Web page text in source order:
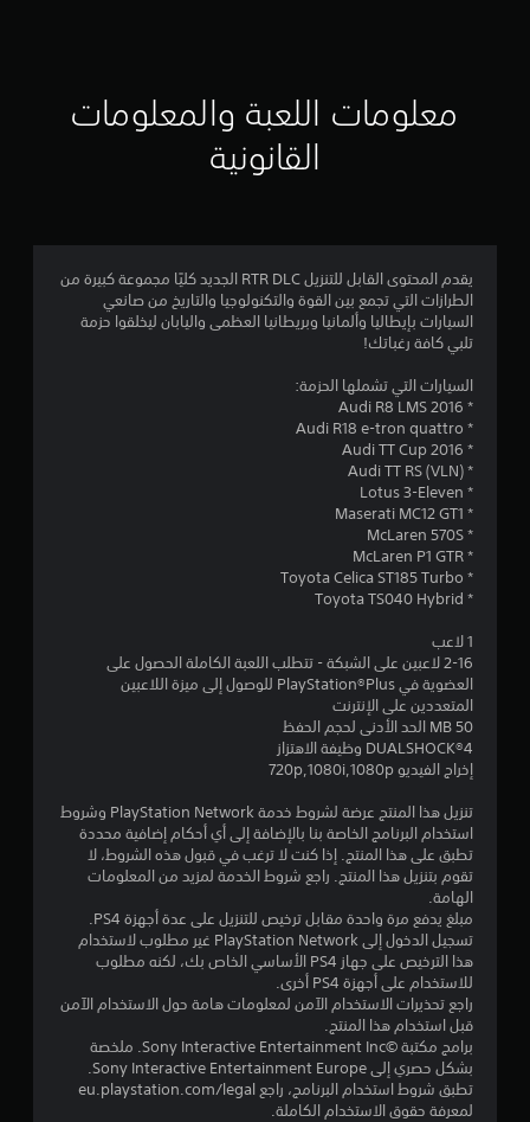
ي
2
6
م
م
ن
إ
ج
م
ا
معلومات اللعبة والمعلومات
القانونية
يقدم المحتوى القابل للتنزيل RTR DLC الجديد كليًا مجموعة كبيرة من
الطرازات التي تجمع بين القوة والتكنولوجيا والتاريخ من صانعي
السيارات بإيطاليا وألمانيا وبريطانيا العظمى واليابان ليخلقوا حزمة
تلبي كافة رغباتك!
السيارات التي تشملها الحزمة:
* Audi R8 LMS 2016
* Audi R18 e-tron quattro
* Audi TT Cup 2016
* Audi TT RS (VLN)
* Lotus 3-Eleven
* Maserati MC12 GT1
* McLaren 570S
* McLaren P1 GTR
* Toyota Celica ST185 Turbo
* Toyota TS040 Hybrid
1 لاعب
2-16 لاعبين على الشبكة - تتطلب اللعبة الكاملة الحصول على
العضوية في PlayStation®Plus للوصول إلى ميزة اللاعبين
المتعددين على الإنترنت
50 MB الحد الأدنى لحجم الحفظ
DUALSHOCK‎®4 وظيفة الاهتزاز
إخراج الفيديو 720p,1080i,1080p
تنزيل هذا المنتج عرضة لشروط خدمة PlayStation Network وشروط
استخدام البرنامج الخاصة بنا بالإضافة إلى أي أحكام إضافية محددة
تطبق على هذا المنتج. إذا كنت لا ترغب في قبول هذه الشروط، لا
تقوم بتنزيل هذا المنتج. راجع شروط الخدمة لمزيد من المعلومات
الهامة.
مبلغ يدفع مرة واحدة مقابل ترخيص للتنزيل على عدة أجهزة PS4.
تسجيل الدخول إلى PlayStation Network غير مطلوب لاستخدام
هذا الترخيص على جهاز PS4 الأساسي الخاص بك، لكنه مطلوب
للاستخدام على أجهزة PS4 أخرى.
راجع تحذيرات الاستخدام الآمن لمعلومات هامة حول الاستخدام الآمن
قبل استخدام هذا المنتج.
برامج مكتبة ©Sony Interactive Entertainment Inc. ملخصة
بشكل حصري إلى Sony Interactive Entertainment Europe.
تطبق شروط استخدام البرنامج، راجع eu.playstation.com/legal
لمعرفة حقوق الاستخدام الكاملة.